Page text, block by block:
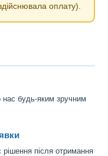
оплату).
будь-яким зручним
після отримання